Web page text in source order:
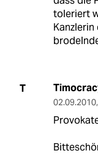
toleriert
T
02.09.2010,